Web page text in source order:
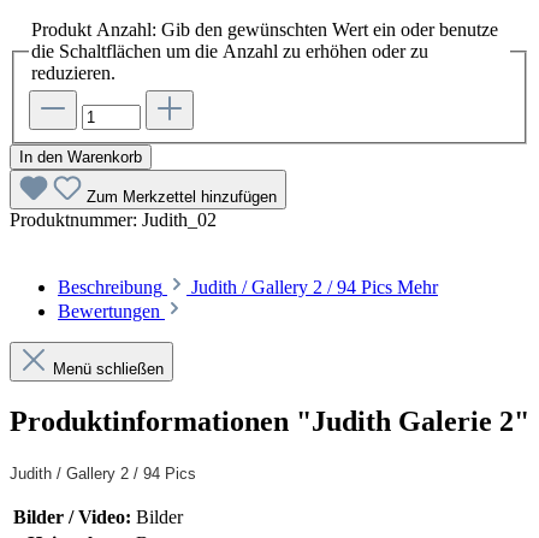
Produkt Anzahl: Gib den gewünschten Wert ein oder benutze
die Schaltflächen um die Anzahl zu erhöhen oder zu
reduzieren.
In den Warenkorb
Zum Merkzettel hinzufügen
Produktnummer: Judith_02
Beschreibung Judith / Gallery 2 / 94 Pics Mehr
Bewertungen
Menü schließen
Produktinformationen "Judith Galerie 2"
Judith / Gallery 2 / 94 Pics
Bilder / Video: Bilder